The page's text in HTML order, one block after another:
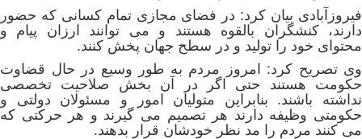
فیروزآبادی بیان کرد: در فضای مجازی تمام کسانی که حضور
دارند، کنشگران بالقوه هستند و می توانند ارزان پیام و
محتوای خود را تولید و در سطح جهان پخش کنند.
وی تصریح کرد: امروز مردم به طور وسیع در حال قضاوت
حکومت هستند حتی اگر در آن بخش صلاحیت تخصصی
نداشته باشند. بنابراین متولیان امور و مسئولان دولتی و
حکومتی وظیفه دارند هر تصمیم می گیرند و هر حرکتی که
می کنند مردم را مد نظر خودشان قرار بدهند.